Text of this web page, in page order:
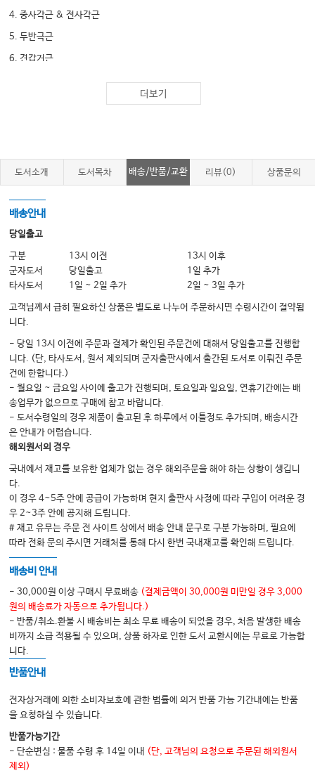
4. 중사각근 & 전사각근
5. 두반극근
6. 견갑거근
3. 능형근
5. 흉추 다열근
어깨, 상지부
1. 극상근
3. 소원근
4. 견갑하근
5. 오구완근, 오훼완근
6. 삼각근
7. 상완이두근
8. 상완삼두근
9. 상완요골근
10. 단요측수근신근 & 장요측수근신근
11. 척측수근굴근
요추, 골반
1. 요추 다열근
3. 요장늑근
4. 요방형근
5. 장요근
6. 대둔근
8. 이상근
하지부
더보기
도서소개 도서목차 배송/반품/교환 리뷰(0) 상품문의
배송안내
당일출고
구분 13시 이전
13시 이후
군자도서
당일출고
1일 추가
타사도서
1일 ~ 2일 추가 2일 ~ 3일 추가
고객님께서 급히 필요하신 상품은 별도로 나누어 주문하시면 수령시간이 절약됩
니다.
- 당일 13시 이전에 주문과 결제가 확인된 주문건에 대해서 당일출고를 진행합
니다. (단, 타사도서, 원서 제외되며 군자출판사에서 출간된 도서로 이뤄진 주문
건에 한합니다.)
- 월요일 ~ 금요일 사이에 출고가 진행되며, 토요일과 일요일, 연휴기간에는 배
송업무가 없으므로 구매에 참고 바랍니다.
- 도서수령일의 경우 제품이 출고된 후 하루에서 이틀정도 추가되며, 배송시간
은 안내가 어렵습니다.
해외원서의 경우
국내에서 재고를 보유한 업체가 없는 경우 해외주문을 해야 하는 상황이 생깁니
다.
이 경우 4~5주 안에 공급이 가능하며 현지 출판사 사정에 따라 구입이 어려운 경
우 2~3주 안에 공지해 드립니다.
# 재고 유무는 주문 전 사이트 상에서 배송 안내 문구로 구분 가능하며, 필요에
따라 전화 문의 주시면 거래처를 통해 다시 한번 국내재고를 확인해 드립니다.
배송비 안내
- 30,000원 이상 구매시 무료배송 (결제금액이 30,000원 미만일 경우 3,000
원의 배송료가 자동으로 추가됩니다.)
- 반품/취소.환불 시 배송비는 최소 무료 배송이 되었을 경우, 처음 발생한 배송
비까지 소급 적용될 수 있으며, 상품 하자로 인한 도서 교환시에는 무료로 가능합
니다.
반품안내
전자상거래에 의한 소비자보호에 관한 법률에 의거 반품 가능 기간내에는 반품
을 요청하실 수 있습니다.
반품가능기간
- 단순변심 : 물품 수령 후 14일 이내 (단, 고객님의 요청으로 주문된 해외원서
제외)